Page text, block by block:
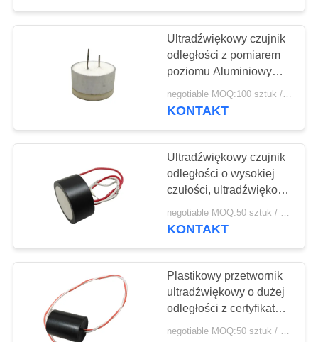
Tarcza
piezoelektryczna
21
Rurka
piezoelektryczna
23
Ultradźwiękowy czujnik
odległości z pomiarem
poziomu Aluminiowy
przetwornik powietrza
KONTAKT
Ultradźwiękowy czujnik
odległości o wysokiej
czułości, ultradźwiękowy
moduł odległości 112
kHz
negotiable MOQ:50 sztuk / sztuk
KONTAKT
Plastikowy przetwornik
ultradźwiękowy o dużej
odległości z certyfikatem
ISO 9001
negotiable MOQ:50 sztuk / sztuk